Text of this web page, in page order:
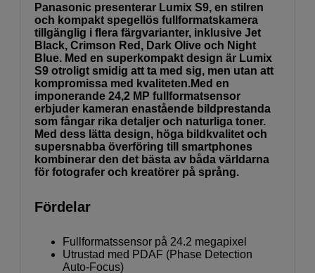
Panasonic presenterar Lumix S9, en stilren
och kompakt spegellös fullformatskamera
tillgänglig i flera färgvarianter, inklusive Jet
Black, Crimson Red, Dark Olive och Night
Blue. Med en superkompakt design är Lumix
S9 otroligt smidig att ta med sig, men utan att
kompromissa med kvaliteten.Med en
imponerande 24,2 MP fullformatsensor
erbjuder kameran enastående bildprestanda
som fångar rika detaljer och naturliga toner.
Med dess lätta design, höga bildkvalitet och
supersnabba överföring till smartphones
kombinerar den det bästa av båda världarna
för fotografer och kreatörer på språng.
Fördelar
Fullformatssensor på 24.2 megapixel
Utrustad med PDAF (Phase Detection
Auto-Focus)